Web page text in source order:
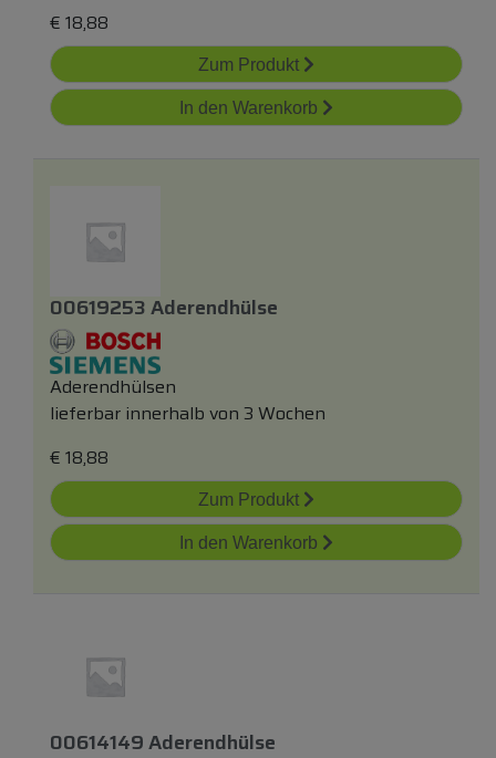
€ 18,88
Zum Produkt
In den Warenkorb
00619253 Aderendhülse
Aderendhülsen
lieferbar innerhalb von 3 Wochen
€ 18,88
Zum Produkt
In den Warenkorb
00614149 Aderendhülse